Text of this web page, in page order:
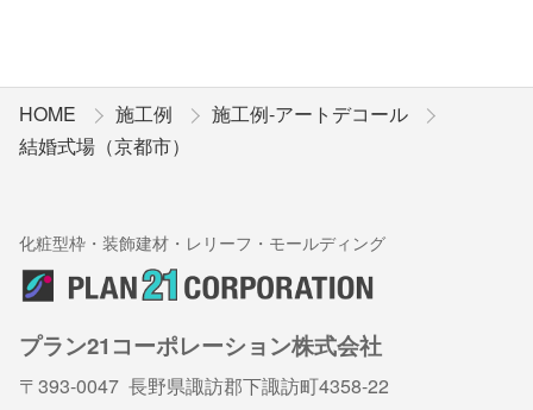
HOME 施工例
施工例-アートデコール
結婚式場（京都市）
化粧型枠・装飾建材・レリーフ・モールディング
プラン21コーポレーション株式会社
〒393-0047 長野県諏訪郡下諏訪町4358-22